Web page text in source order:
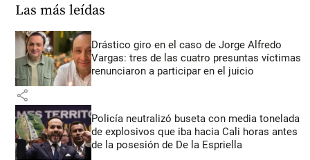
Las más leídas
Drástico giro en el caso de Jorge Alfredo
Vargas: tres de las cuatro presuntas víctimas
renunciaron a participar en el juicio
share
Policía neutralizó buseta con media tonelada
de explosivos que iba hacia Cali horas antes
de la posesión de De la Espriella